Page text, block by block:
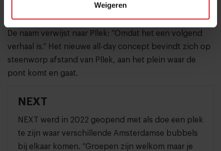
Weigeren
voor een volgende stap. Zo ontstond NEXT, in de plint
van een van de grote nieuwbouwtorens op het terrein.
De naam verwijst naar Pllek: “Omdat het een volgend
verhaal is.” Het nieuwe all-day concept bevindt zich op
steenworp afstand van Pllek, aan het plein waar de
pont komt en gaat.
NEXT
NEXT werd in 2022 geopend met als doe een plek
te zijn waar verschillende Amsterdamse bubbels
bij elkaar komen. “Groepen zijn welkom maar je